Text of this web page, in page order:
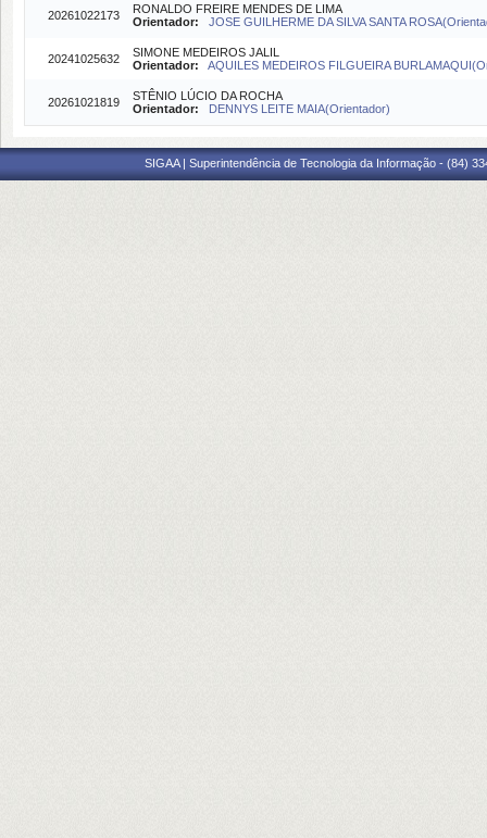
20261022173
RONALDO FREIRE MENDES DE LIMA
Orientador:
JOSE GUILHERME DA SILVA SANTA
20241025632
SIMONE MEDEIROS JALIL
Orientador:
AQUILES MEDEIROS FILGUEIRA
20261021819
STÊNIO LÚCIO DA ROCHA
Orientador:
DENNYS LEITE MAIA(Orientador)
SIGAA | Superintendência de Tecnologia da Informação - (84)